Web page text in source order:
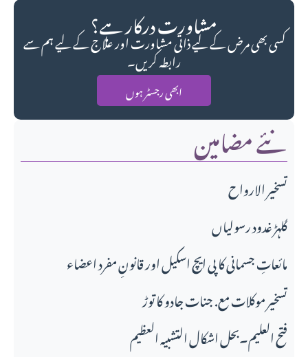
مشاورت درکار ہے؟
کسی بھی مرض کے لیے ذاتی مشاورت اور علاج کے لیے ہم سے
رابطہ کریں۔
ابھی رجسٹر ہوں
نئے مضامین
تسخير الارواح
گلہڑ غدود رسولیاں
مائعاتِ جسمانی کا پی ایچ اسکیل اور قانونِ مفرد اعضاء
تسخیر موکلات مع. جنات جادو کا توڑ
فتح العلیم۔بحل اشکال التشبیہ العظیم